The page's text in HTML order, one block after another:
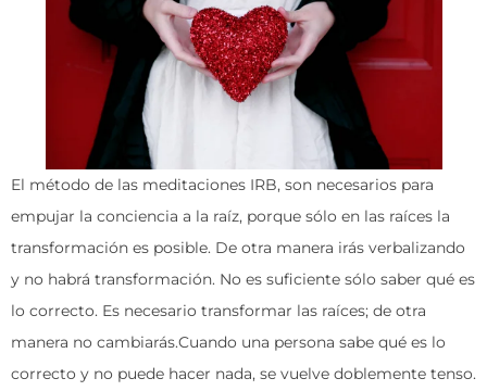
El método de las meditaciones IRB, son necesarios para
empujar la conciencia a la raíz, porque sólo en las raíces la
transformación es posible. De otra manera irás verbalizando
y no habrá transformación. No es suficiente sólo saber qué es
lo correcto. Es necesario transformar las raíces; de otra
manera no cambiarás.Cuando una persona sabe qué es lo
correcto y no puede hacer nada, se vuelve doblemente tenso.